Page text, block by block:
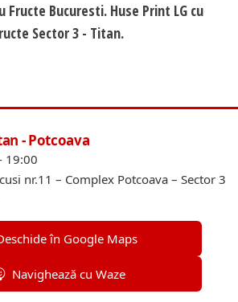
Fructe Bucuresti. Huse Print LG cu
Sector 3 - Titan.
- Potcoava
19:00
nr.11 – Complex Potcoava – Sector 3
în Google Maps
Navighează cu Waze